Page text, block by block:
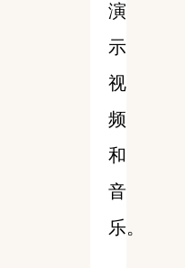
演
示
视
频
和
音
乐。